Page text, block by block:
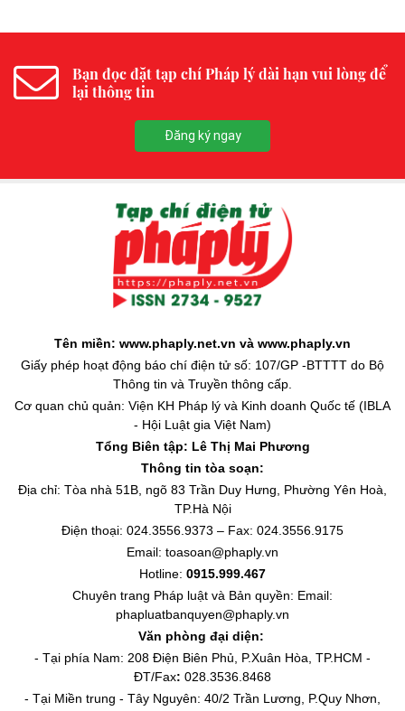
Bạn đọc đặt tạp chí Pháp lý dài hạn vui lòng để
lại thông tin
Đăng ký ngay
Tên miền: www.phaply.net.vn và www.phaply.vn
Giấy phép hoạt động báo chí điện tử số: 107/GP -BTTTT do Bộ
Thông tin và Truyền thông cấp.
Cơ quan chủ quản: Viện KH Pháp lý và Kinh doanh Quốc tế (IBLA
- Hội Luật gia Việt Nam)
Tổng Biên tập: Lê Thị Mai Phương
Thông tin tòa soạn:
Địa chỉ: Tòa nhà 51B, ngõ 83 Trần Duy Hưng, Phường Yên Hoà,
TP.Hà Nội
Điện thoại: 024.3556.9373 – Fax: 024.3556.9175
Email: toasoan@phaply.vn
Hotline: 0915.999.467
Chuyên trang Pháp luật và Bản quyền: Email:
phapluatbanquyen@phaply.vn
Văn phòng đại diện:
- Tại phía Nam: 208 Điện Biên Phủ, P.Xuân Hòa, TP.HCM -
ĐT/Fax: 028.3536.8468
- Tại Miền trung - Tây Nguyên: 40/2 Trần Lương, P.Quy Nhơn,